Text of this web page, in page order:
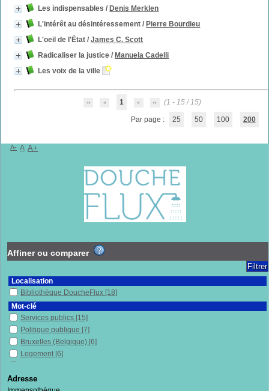
Les indispensables / Denis Merklen
L'intérêt au désintéressement / Pierre Bourdieu
L'oeil de l'État /James C. Scott
Radicaliser la justice / Manuela Cadelli
Les voix de la ville
1 (1 - 15 / 15)
Par page : 25 50 100 200
A- A A+
Affiner ou comparer
Localisation
Bibliothèque DoucheFlux [18]
Mot-clé
Services publics [15]
Politique publique [7]
Bruxelles (Belgique) [6]
Logement [6]
Aide psycho-sociale
Adresse